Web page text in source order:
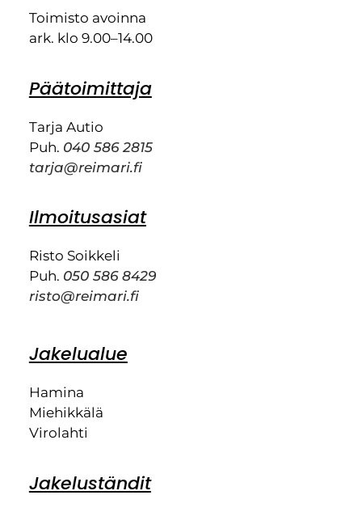
Toimisto avoinna
ark. klo 9.00–14.00
Päätoimittaja
Tarja Autio
Puh. 040 586 2815
tarja@reimari.fi
Ilmoitusasiat
Risto Soikkeli
Puh. 050 586 8429
risto@reimari.fi
Jakelualue
Hamina
Miehikkälä
Virolahti
Jakeluständit